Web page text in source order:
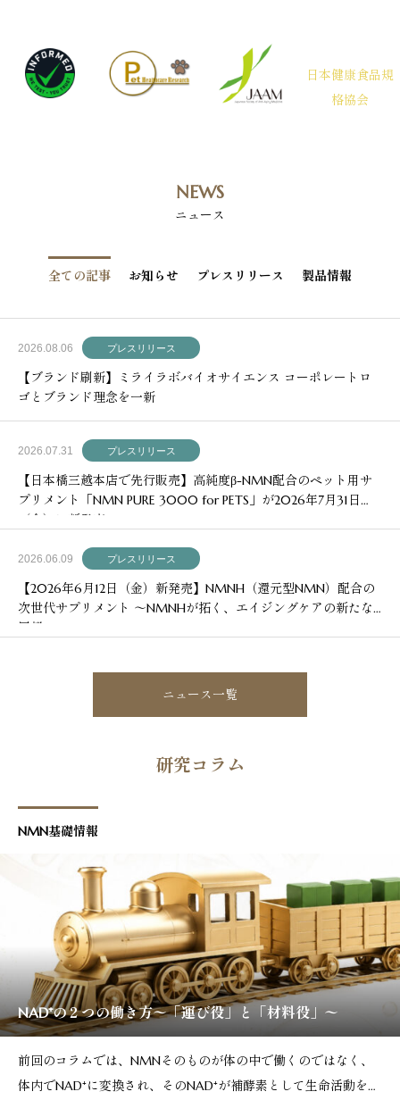
日本健康食品規
格協会
NEWS
ニュース
全ての記事 お知らせ プレスリリース 製品情報
2026.08.06 プレスリリース
【ブランド刷新】ミライラボバイオサイエンス コーポレートロ
ゴとブランド理念を一新
2026.07.31 プレスリリース
【日本橋三越本店で先行販売】高純度β-NMN配合のペット用サ
プリメント「NMN PURE 3000 for PETS」が2026年7月31日
（金）に新発売
2026.06.09 プレスリリース
【2026年6月12日（金）新発売】NMNH（還元型NMN）配合の
次世代サプリメント ～NMNHが拓く、エイジングケアの新たな
展望～
ニュース一覧
研究コラム
NMN基礎情報
NAD⁺の２つの働き方〜「運び役」と「材料役」〜
前回のコラムでは、NMNそのものが体の中で働くのではなく、
体内でNAD⁺に変換され、そのNAD⁺が補酵素として生命活動を支